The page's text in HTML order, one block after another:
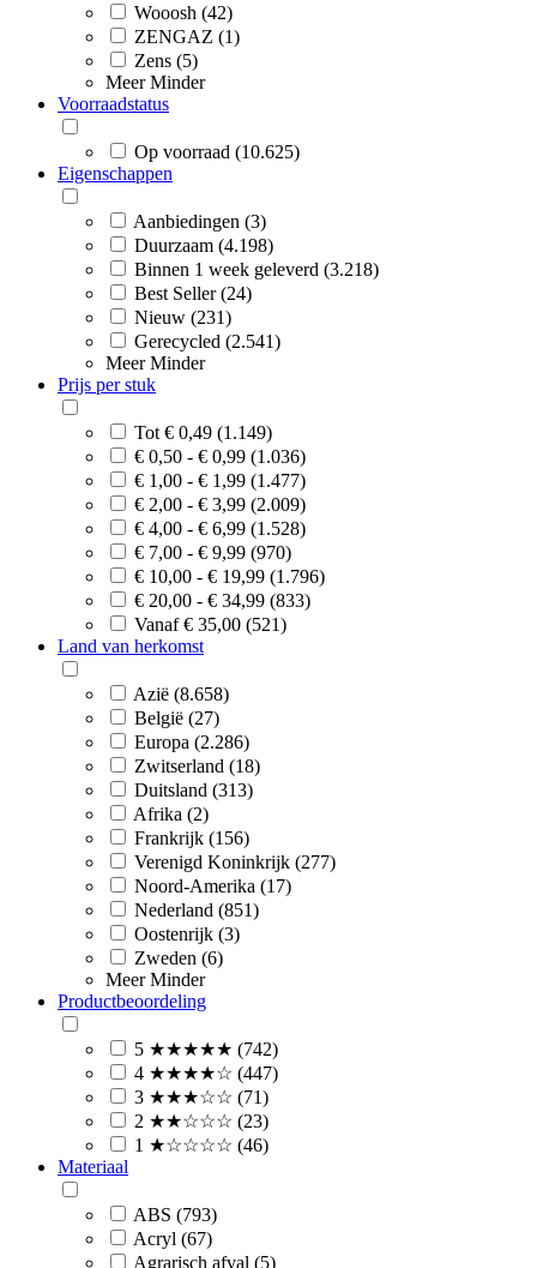
Wooosh (42)
ZENGAZ (1)
Zens (5)
Meer Minder
Voorraadstatus
Op voorraad (10.625)
Eigenschappen
Aanbiedingen (3)
Duurzaam (4.198)
Binnen 1 week geleverd (3.218)
Best Seller (24)
Nieuw (231)
Gerecycled (2.541)
Meer Minder
Prijs per stuk
Tot € 0,49 (1.149)
€ 0,50 - € 0,99 (1.036)
€ 1,00 - € 1,99 (1.477)
€ 2,00 - € 3,99 (2.009)
€ 4,00 - € 6,99 (1.528)
€ 7,00 - € 9,99 (970)
€ 10,00 - € 19,99 (1.796)
€ 20,00 - € 34,99 (833)
Vanaf € 35,00 (521)
Land van herkomst
Azië (8.658)
België (27)
Europa (2.286)
Zwitserland (18)
Duitsland (313)
Afrika (2)
Frankrijk (156)
Verenigd Koninkrijk (277)
Noord-Amerika (17)
Nederland (851)
Oostenrijk (3)
Zweden (6)
Meer Minder
Productbeoordeling
5 ★★★★★ (742)
4 ★★★★☆ (447)
3 ★★★☆☆ (71)
2 ★★☆☆☆ (23)
1 ★☆☆☆☆ (46)
Materiaal
ABS (793)
Acryl (67)
Agrarisch afval (5)